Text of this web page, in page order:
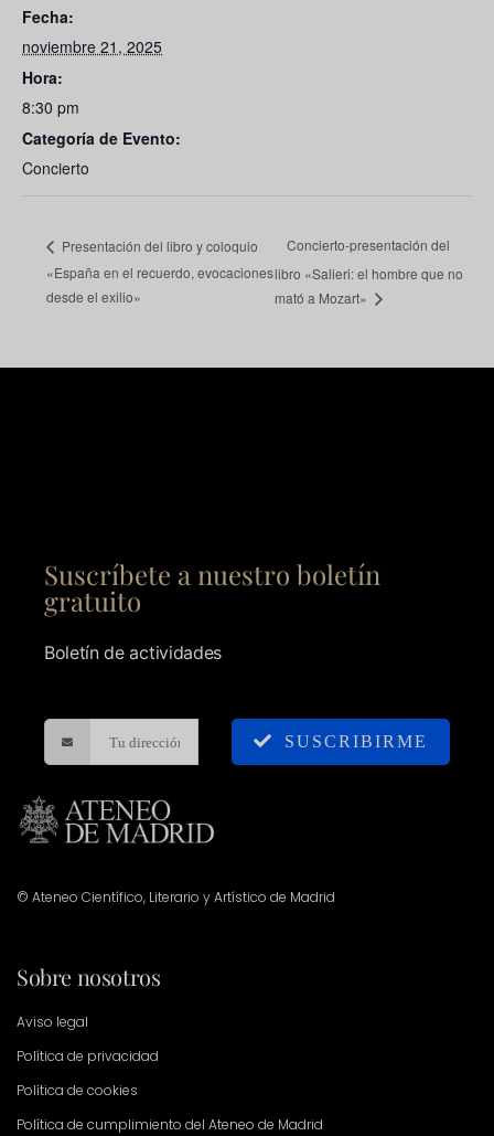
Fecha:
noviembre 21, 2025
Hora:
8:30 pm
Categoría de Evento:
Concierto
Presentación del libro y coloquio
«España en el recuerdo, evocaciones
desde el exilio»
Concierto-presentación del
libro «Salieri: el hombre que no
mató a Mozart»
Suscríbete a nuestro boletín
gratuito
Boletín de actividades
SUSCRIBIRME
© Ateneo Científico, Literario y Artístico de Madrid
Sobre nosotros
Aviso legal
Política de privacidad
Política de cookies
Política de cumplimiento del Ateneo de Madrid